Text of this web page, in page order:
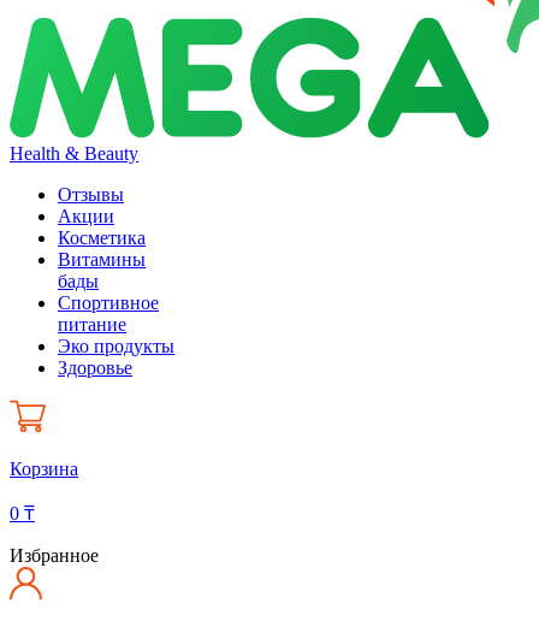
Health & Beauty
Отзывы
Акции
Косметика
Витамины
бады
Спортивное
питание
Эко продукты
Здоровье
Корзина
0 ₸
Избранное